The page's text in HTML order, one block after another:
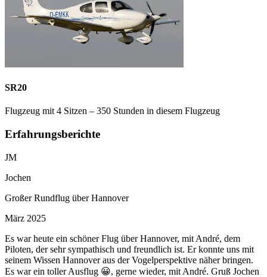
SR20
Flugzeug mit 4 Sitzen – 350 Stunden in diesem Flugzeug
Erfahrungsberichte
JM
Jochen
Großer Rundflug über Hannover
März 2025
Es war heute ein schöner Flug über Hannover, mit André, dem
Piloten, der sehr sympathisch und freundlich ist. Er konnte uns mit
seinem Wissen Hannover aus der Vogelperspektive näher bringen.
Es war ein toller Ausflug 😀, gerne wieder, mit André. Gruß Jochen